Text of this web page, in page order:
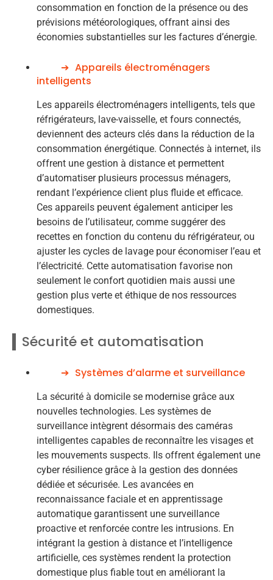
consommation en fonction de la présence ou des
prévisions météorologiques, offrant ainsi des
économies substantielles sur les factures d’énergie.
Appareils électroménagers
intelligents
Les appareils électroménagers intelligents, tels que
réfrigérateurs, lave-vaisselle, et fours connectés,
deviennent des acteurs clés dans la réduction de la
consommation énergétique. Connectés à internet, ils
offrent une gestion à distance et permettent
d’automatiser plusieurs processus ménagers,
rendant l’expérience client plus fluide et efficace.
Ces appareils peuvent également anticiper les
besoins de l’utilisateur, comme suggérer des
recettes en fonction du contenu du réfrigérateur, ou
ajuster les cycles de lavage pour économiser l’eau et
l’électricité. Cette automatisation favorise non
seulement le confort quotidien mais aussi une
gestion plus verte et éthique de nos ressources
domestiques.
Sécurité et automatisation
Systèmes d’alarme et surveillance
La sécurité à domicile se modernise grâce aux
nouvelles technologies. Les systèmes de
surveillance intègrent désormais des caméras
intelligentes capables de reconnaître les visages et
les mouvements suspects. Ils offrent également une
cyber résilience grâce à la gestion des données
dédiée et sécurisée. Les avancées en
reconnaissance faciale et en apprentissage
automatique garantissent une surveillance
proactive et renforcée contre les intrusions. En
intégrant la gestion à distance et l’intelligence
artificielle, ces systèmes rendent la protection
domestique plus fiable tout en améliorant la